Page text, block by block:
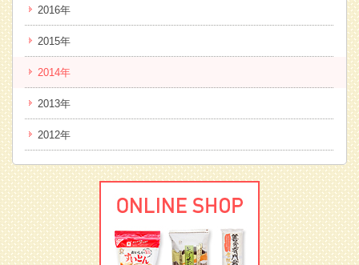
2016年
2015年
2014年
2013年
2012年